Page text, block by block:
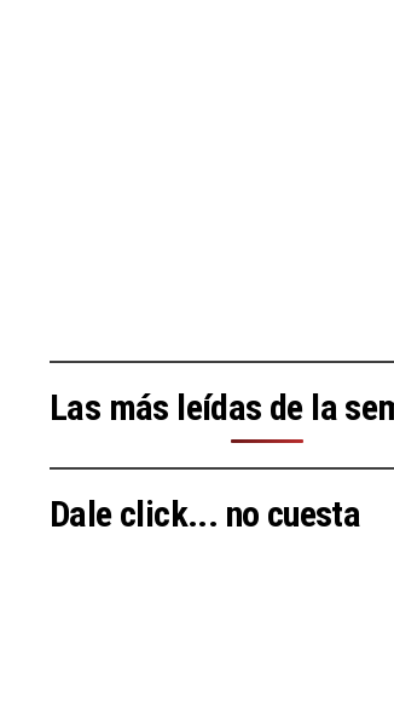
Las más leídas de la
Dale click... no cuesta